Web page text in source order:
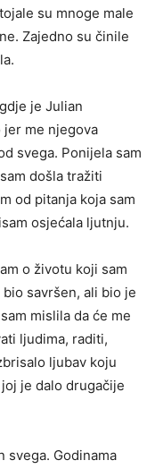
su mnoge male
Zajedno su činile
je Julian
jer me njegova
svega. Ponijela sam
došla tražiti
od pitanja koja sam
osjećala ljutnju.
o životu koji sam
savršen, ali bio je
mislila da će me
ljudima, raditi,
ljubav koju
je dalo drugačije
svega. Godinama